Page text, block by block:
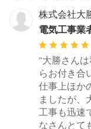
株式会社大
電気工事業
平
均
評
価：
5
つ
星
“大勝さん
らお付き合
仕事上ほか
ましたが、
工事も迅速
なさんとて